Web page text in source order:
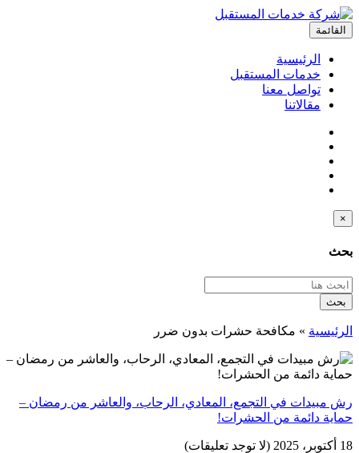
القائمة
الرئيسية
خدمات المستقبل
تواصل معنا
مقالاتنا
×
بحث
بحث
الرئيسية » مكافحة حشرات بدون ضرر
رش مبيدات في التجمع، المعادي، الرحاب، والعاشر من رمضان –
حماية دائمة من الحشرات!
18 أكتوبر، 2025 (لا توجد تعليقات)